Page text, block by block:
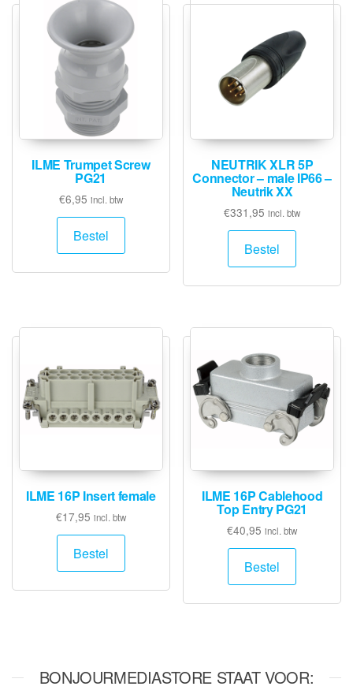
ILME Trumpet Screw
PG21
€6,95 incl. btw
Bestel
NEUTRIK XLR 5P
Connector – male IP66 –
Neutrik XX
€331,95 incl. btw
Bestel
ILME 16P Insert female
€17,95 incl. btw
Bestel
ILME 16P Cablehood
Top Entry PG21
€40,95 incl. btw
Bestel
BONJOURMEDIASTORE STAAT VOOR: